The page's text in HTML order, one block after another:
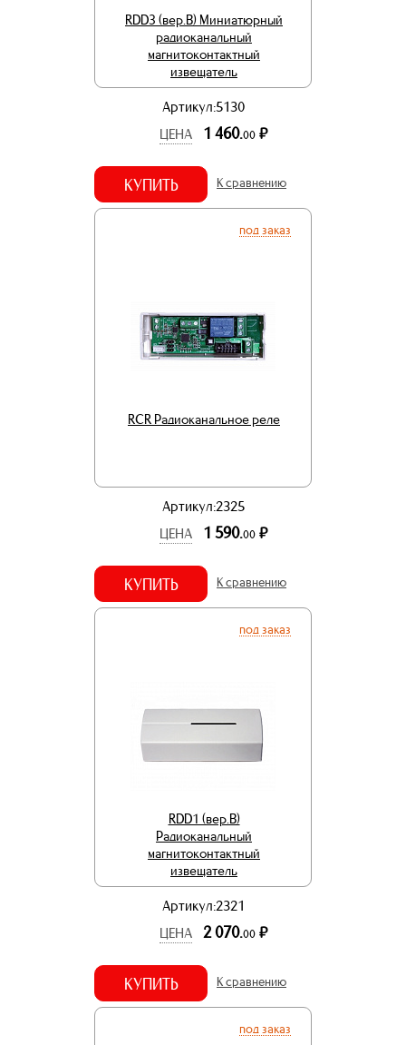
RDD3 (вер.В) Миниатюрный
радиоканальный
магнитоконтактный
извещатель
Артикул:5130
ЦЕНА
1 460.00 р.
КУПИТЬ К сравнению
под заказ
RCR Радиоканальное реле
Артикул:2325
ЦЕНА
1 590.00 р.
КУПИТЬ К сравнению
под заказ
RDD1 (вер.В)
Радиоканальный
магнитоконтактный
извещатель
Артикул:2321
ЦЕНА
2 070.00 р.
КУПИТЬ К сравнению
под заказ